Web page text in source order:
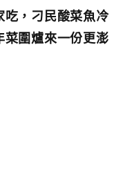
吃，刁民酸菜魚冷
菜圍爐來一份更澎